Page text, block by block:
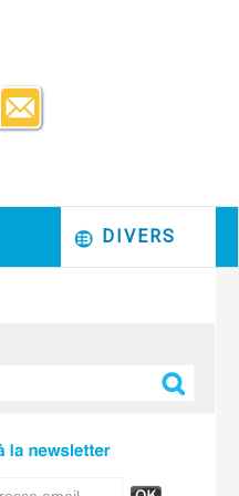
DIVERS